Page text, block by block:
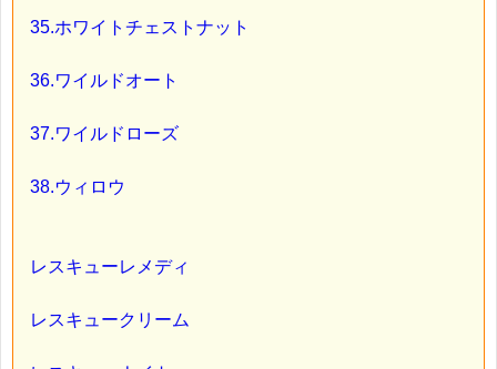
35.ホワイトチェストナット
36.ワイルドオート
37.ワイルドローズ
38.ウィロウ
レスキューレメディ
レスキュークリーム